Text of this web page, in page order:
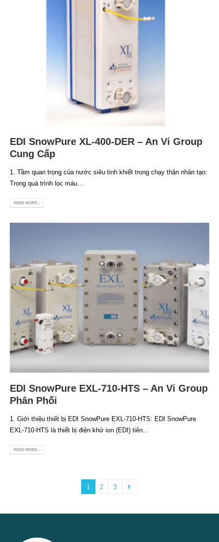
EDI SnowPure XL-400-DER – An Vi Group
Cung Cấp
1. Tầm quan trọng của nước siêu tinh khiết trong chạy thận nhân tạo:
Trong quá trình lọc máu...
READ MORE...
EDI SnowPure EXL-710-HTS – An Vi Group
Phân Phối
1. Giới thiệu thiết bị EDI SnowPure EXL-710-HTS: EDI SnowPure
EXL-710-HTS là thiết bị điện khử ion (EDI) tiên...
READ MORE...
1 2 3